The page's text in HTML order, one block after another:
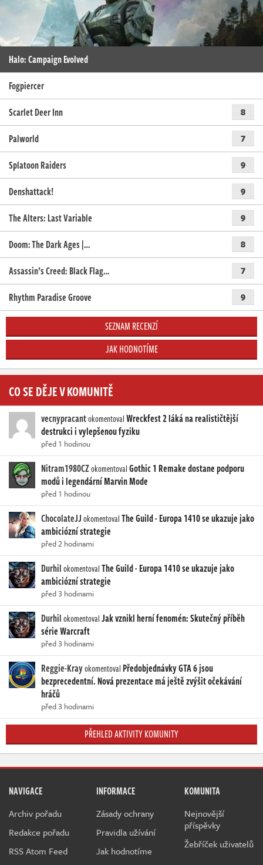
Halo: Campaign Evolved
Fogpiercer
Scarlet Deer Inn
8
Palworld 7
Splatoon Raiders 9
Denshattack! 9
The Alters: Last Variable 9
Doom: The Dark Ages |… 8
Assassin’s Creed: Black Flag… 7
Rhythm Paradise Groove 9
SEZNAM RECENZÍ
JAK HODNOTÍME
CO SE DĚJE V KOMUNITĚ
vecnypracantokomentovalWreckfest 2 láká na realističtější
destrukci i vylepšenou fyziku
před 1 hodinou
Nitram1980CZokomentovalGothic 1 Remake dostane podporu
modů i legendární Marvin Mode
před 1 hodinou
ChocolateJJokomentovalThe Guild - Europa 1410 se ukazuje jako
ambiciózní strategie
před 2 hodinami
DurhilokomentovalThe Guild - Europa 1410 se ukazuje jako
ambiciózní strategie
před 3 hodinami
DurhilokomentovalJak vznikl herní fenomén: Skutečný příběh
série Warcraft
před 3 hodinami
Reggie-Krayokomentoval Předobjednávky GTA 6 jsou
bezprecedentní. Nová prezentace má ještě zvýšit očekávání
hráčů
před 3 hodinami
PŘEHLED AKTIVITY KOMUNITY
NAVIGACE
Archiv pořadu
Redakce pořadu
RSS Atom Feed
INFORMACE
Zásady ochrany
Pravidla užívání
Jak hodnotíme
KOMUNITA
Nejnovější
příspěvky
Žebříček uživatelů